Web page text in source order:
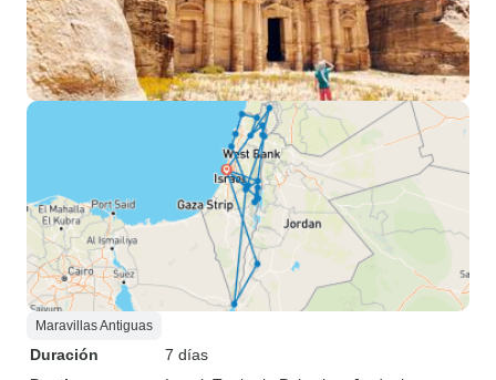
Maravillas Antiguas
Duración
7 días